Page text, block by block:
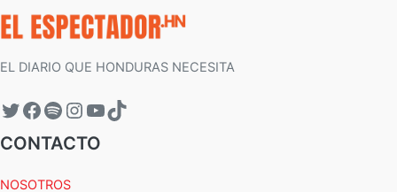
EL DIARIO QUE HONDURAS NECESITA
CONTACTO
NOSOTROS